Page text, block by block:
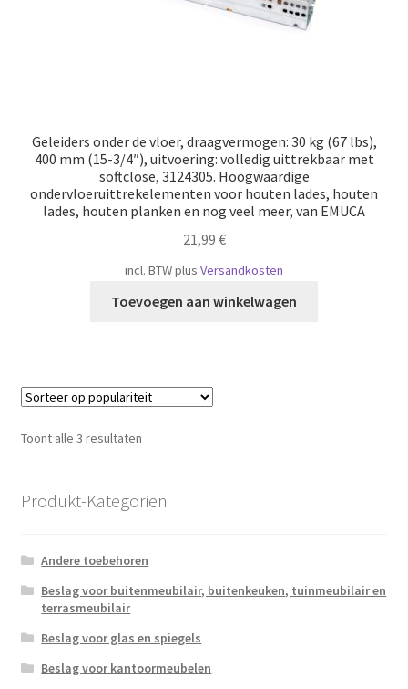
Geleiders onder de vloer, draagvermogen: 30 kg (67 lbs),
400 mm (15-3/4″), uitvoering: volledig uittrekbaar met
softclose, 3124305. Hoogwaardige
ondervloeruittrekelementen voor houten lades, houten
lades, houten planken en nog veel meer, van EMUCA
21,99 €
incl. BTWplus Versandkosten
Toevoegen aan winkelwagen
Toont alle 3 resultatenGesorteerd
Produkt-Kategorien
Andere toebehoren
Beslag voor buitenmeubilair, buitenkeuken, tuinmeubilair en
terrasmeubilair
Beslag voor glas en spiegels
Beslag voor kantoormeubelen